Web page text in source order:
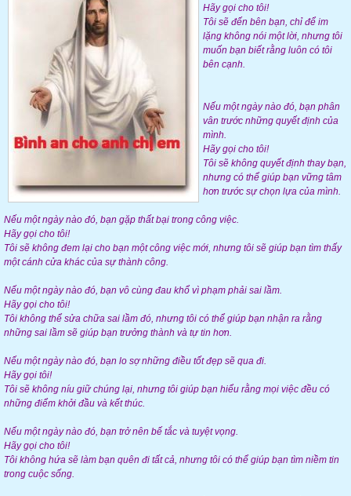
Hãy gọi cho tôi!
Tôi sẽ đến bên bạn, chỉ để im
lặng không nói một lời, nhưng tôi
muốn bạn biết rằng luôn có tôi
bên cạnh.
Nếu một ngày nào đó, bạn phân
vân trước những quyết định của
mình.
Hãy gọi cho tôi!
Tôi sẽ không quyết định thay bạn,
nhưng có thể giúp bạn vững tâm
hơn trước sự chọn lựa của mình.
Nếu một ngày nào đó, bạn gặp thất bại trong công việc.
Hãy gọi cho tôi!
Tôi sẽ không đem lại cho bạn một công việc mới, nhưng tôi sẽ giúp bạn tìm thấy
một cánh cửa khác của sự thành công.
Nếu một ngày nào đó, bạn vô cùng đau khổ vì phạm phải sai lầm.
Hãy gọi cho tôi!
Tôi không thể sửa chữa sai lầm đó, nhưng tôi có thể giúp bạn nhận ra rằng
những sai lầm sẽ giúp bạn trưởng thành và tự tin hơn.
Nếu một ngày nào đó, bạn lo sợ những điều tốt đẹp sẽ qua đi.
Hãy gọi tôi!
Tôi sẽ không níu giữ chúng lại, nhưng tôi giúp bạn hiểu rằng mọi việc đều có
những điểm khởi đầu và kết thúc.
Nếu một ngày nào đó, bạn trở nên bế tắc và tuyệt vọng.
Hãy gọi cho tôi!
Tôi không hứa sẽ làm bạn quên đi tất cả, nhưng tôi có thể giúp bạn tìm niềm tin
trong cuộc sống.